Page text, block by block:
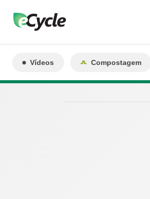
Vídeos Compostagem